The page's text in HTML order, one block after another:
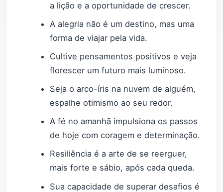
a lição e a oportunidade de crescer.
A alegria não é um destino, mas uma
forma de viajar pela vida.
Cultive pensamentos positivos e veja
florescer um futuro mais luminoso.
Seja o arco-íris na nuvem de alguém,
espalhe otimismo ao seu redor.
A fé no amanhã impulsiona os passos
de hoje com coragem e determinação.
Resiliência é a arte de se reerguer,
mais forte e sábio, após cada queda.
Sua capacidade de superar desafios é